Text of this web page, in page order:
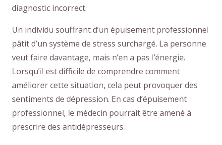
diagnostic incorrect.
Un individu souffrant d’un épuisement professionnel
pâtit d’un système de stress surchargé. La personne
veut faire davantage, mais n’en a pas l’énergie.
Lorsqu’il est difficile de comprendre comment
améliorer cette situation, cela peut provoquer des
sentiments de dépression. En cas d’épuisement
professionnel, le médecin pourrait être amené à
prescrire des antidépresseurs.